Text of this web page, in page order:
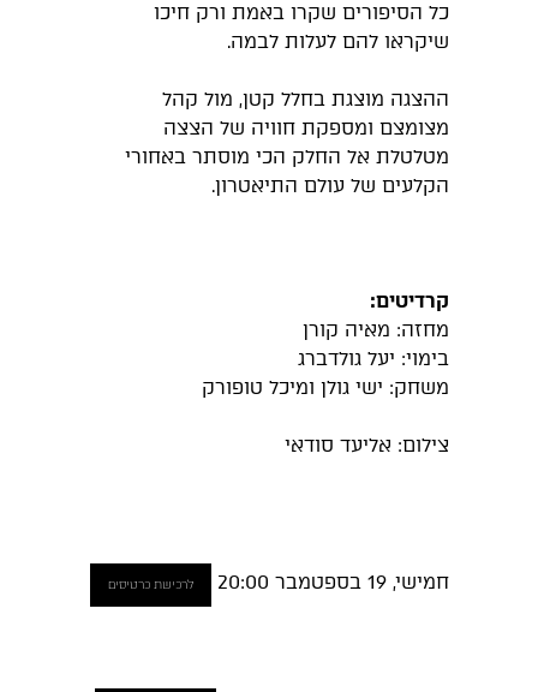
כל הסיפורים שקרו באמת ורק חיכו
שיקראו להם לעלות לבמה.
ההצגה מוצגת בחלל קטן, מול קהל
מצומצם ומספקת חוויה של הצצה
מטלטלת אל החלק הכי מוסתר באחורי
הקלעים של עולם התיאטרון.
קרדיטים:
מחזה: מאיה קורן
בימוי: יעל גולדברג
משחק: ישי גולן ומיכל טופורק
צילום: אליעד סודאי
חמישי, 19 בספטמבר 20:00 לרכישת כרטיסים